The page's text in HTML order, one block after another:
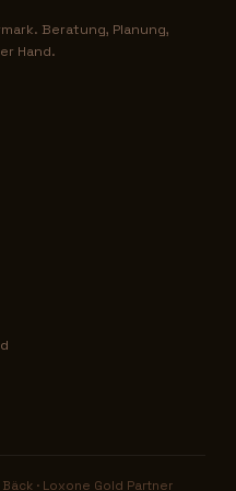
Beratung, Planung,
Hand.
· Loxone Gold Partner